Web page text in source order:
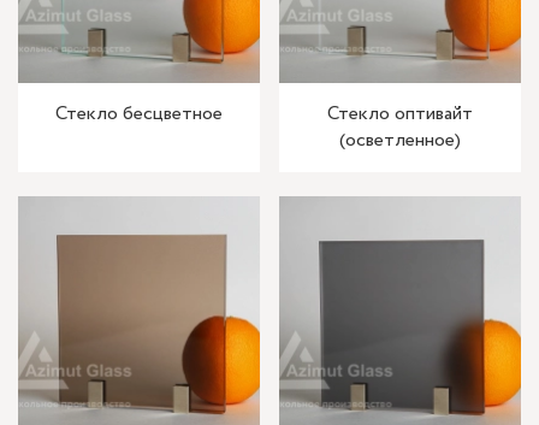
Стекло бесцветное
Стекло оптивайт
(осветленное)